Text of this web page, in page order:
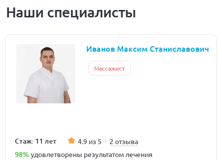
Наши специалисты
Иванов Максим Станиславович
Массажист
Стаж: 11 лет 4.9 из 5 2 отзыва
98% удовлетворены результатом лечения